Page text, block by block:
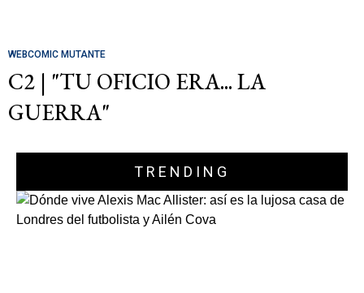
WEBCOMIC MUTANTE
C2 | "TU OFICIO ERA... LA
GUERRA"
TRENDING